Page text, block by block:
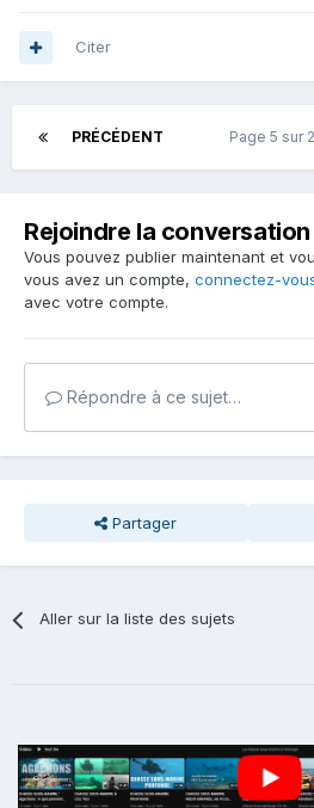
Citer
PRÉCÉDENT Page 5 sur
Rejoindre la conversation
Vous pouvez publier maintenant et
vous avez un compte, connectez-
avec votre compte.
Répondre à ce sujet…
Partager
Aller sur la liste des sujets